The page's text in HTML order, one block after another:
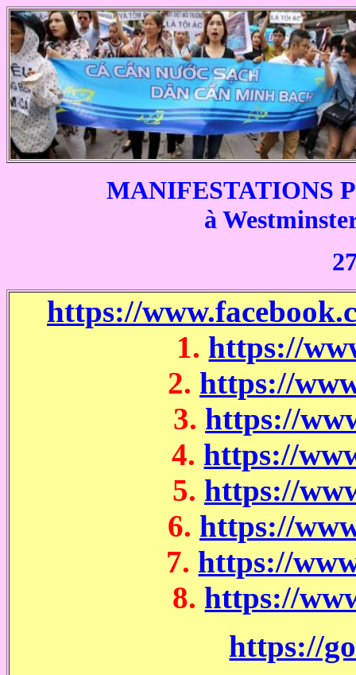
MANIFESTATIONS
à
https://
1. https://
2. https://
3. https://
4. https://
5. https://
6. https://
7. https://
8. https://
https://